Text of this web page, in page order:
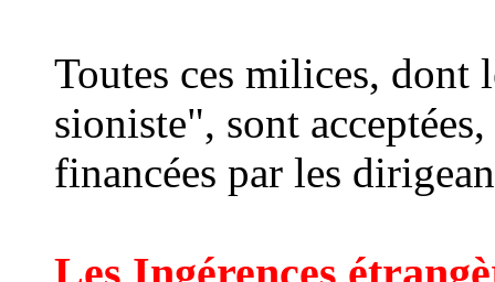
Toutes ces milices, dont
sioniste", sont
financées par les